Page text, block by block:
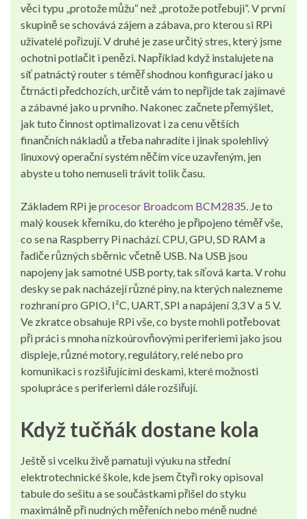
věci typu „protože můžu“ než „protože potřebuji“. V první
skupině se schovává zájem a zábava, pro kterou si RPi
uživatelé pořizují. V druhé je zase určitý stres, který jsme
ochotni potlačit i penězi. Například když instalujete na
síť patnáctý router s téměř shodnou konfigurací jako u
čtrnácti předchozích, určitě vám to nepřijde tak zajímavé
a zábavné jako u prvního. Nakonec začnete přemýšlet,
jak tuto činnost optimalizovat i za cenu větších
finančních nákladů a třeba nahradíte i jinak spolehlivý
linuxový operační systém něčím více uzavřeným, jen
abyste u toho nemuseli trávit tolik času.
Základem RPi jeprocesor Broadcom BCM2835. Je to
malý kousek křemíku, do kterého je připojeno téměř vše,
co se na Raspberry Pi nachází. CPU, GPU, SD RAM a
řadiče různých sběrnic včetně USB. Na USB jsou
napojeny jak samotné USB porty, tak síťová karta. V rohu
desky se pak nacházejí různé piny, na kterých nalezneme
rozhraní pro GPIO, I²C, UART, SPI a napájení 3,3 V a 5 V.
Ve zkratce obsahuje RPi vše, co byste mohli potřebovat
při práci s mnoha nízkoúrovňovými periferiemi jako jsou
displeje, různé motory, regulátory, relé nebo pro
komunikaci s rozšiřujícími deskami, které možnosti
spolupráce s periferiemi dále rozšiřují.
Když tučňák dostane kola
Ještě si vcelku živě pamatuji výuku na střední
elektrotechnické škole, kde jsem čtyři roky opisoval
tabule do sešitu a se součástkami přišel do styku
maximálně při nudných měřeních nebo méně nudné